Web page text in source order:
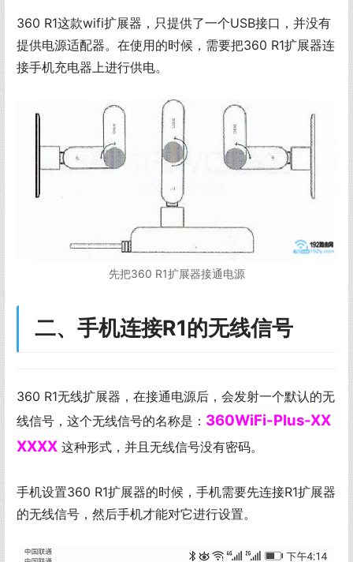
360 R1这款wifi扩展器，只提供了一个USB接口，并没有
提供电源适配器。在使用的时候，需要把360 R1扩展器连
接手机充电器上进行供电。
先把360 R1扩展器接通电源
二、手机连接R1的无线信号
360 R1无线扩展器，在接通电源后，会发射一个默认的无
线信号，这个无线信号的名称是： 360WiFi-Plus-XX
XXXX 这种形式，并且无线信号没有密码。
手机设置360 R1扩展器的时候，手机需要先连接R1扩展器
的无线信号，然后手机才能对它进行设置。